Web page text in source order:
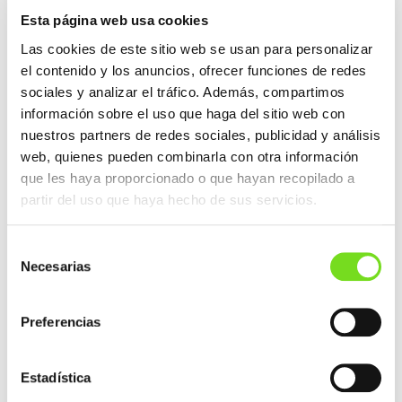
Esta página web usa cookies
Las cookies de este sitio web se usan para personalizar
el contenido y los anuncios, ofrecer funciones de redes
sociales y analizar el tráfico. Además, compartimos
información sobre el uso que haga del sitio web con
nuestros partners de redes sociales, publicidad y análisis
web, quienes pueden combinarla con otra información
que les haya proporcionado o que hayan recopilado a
partir del uso que haya hecho de sus servicios.
Necesarias
Preferencias
Estadística
evaluación de desempeño.
CLIENTELA,que posibiliten la mejora del
conocimiento, captación, atención o
fidelización de clientes para aumentar la
cuota de mercado. Ej: Identificación de
nuevos clientes, base de datos de
potenciales clientes, análisis de tendencias
de clientes, plan de marketing para mejorar
posición (estaríais interesados), organización
interna (traspaso de información relacionada
con clientela), etc.
NUEVOS MERCADOS, que posibiliten
segmentos de cliente. Ej: Investigación de
mercado potenciales, planes de expansión
PRODUCTO,
que posibiliten: (1) alcanzar
nuevos productos o de servicios conexos